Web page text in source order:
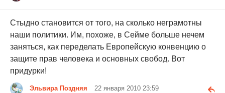
Стыдно становится от того, на сколько неграмотны
наши политики. Им, похоже, в Сейме больше нечем
заняться, как переделать Европейскую конвенцию о
защите прав человека и основных свобод. Вот
придурки!
Эльвира Поздняя 22 января 2010 23:59